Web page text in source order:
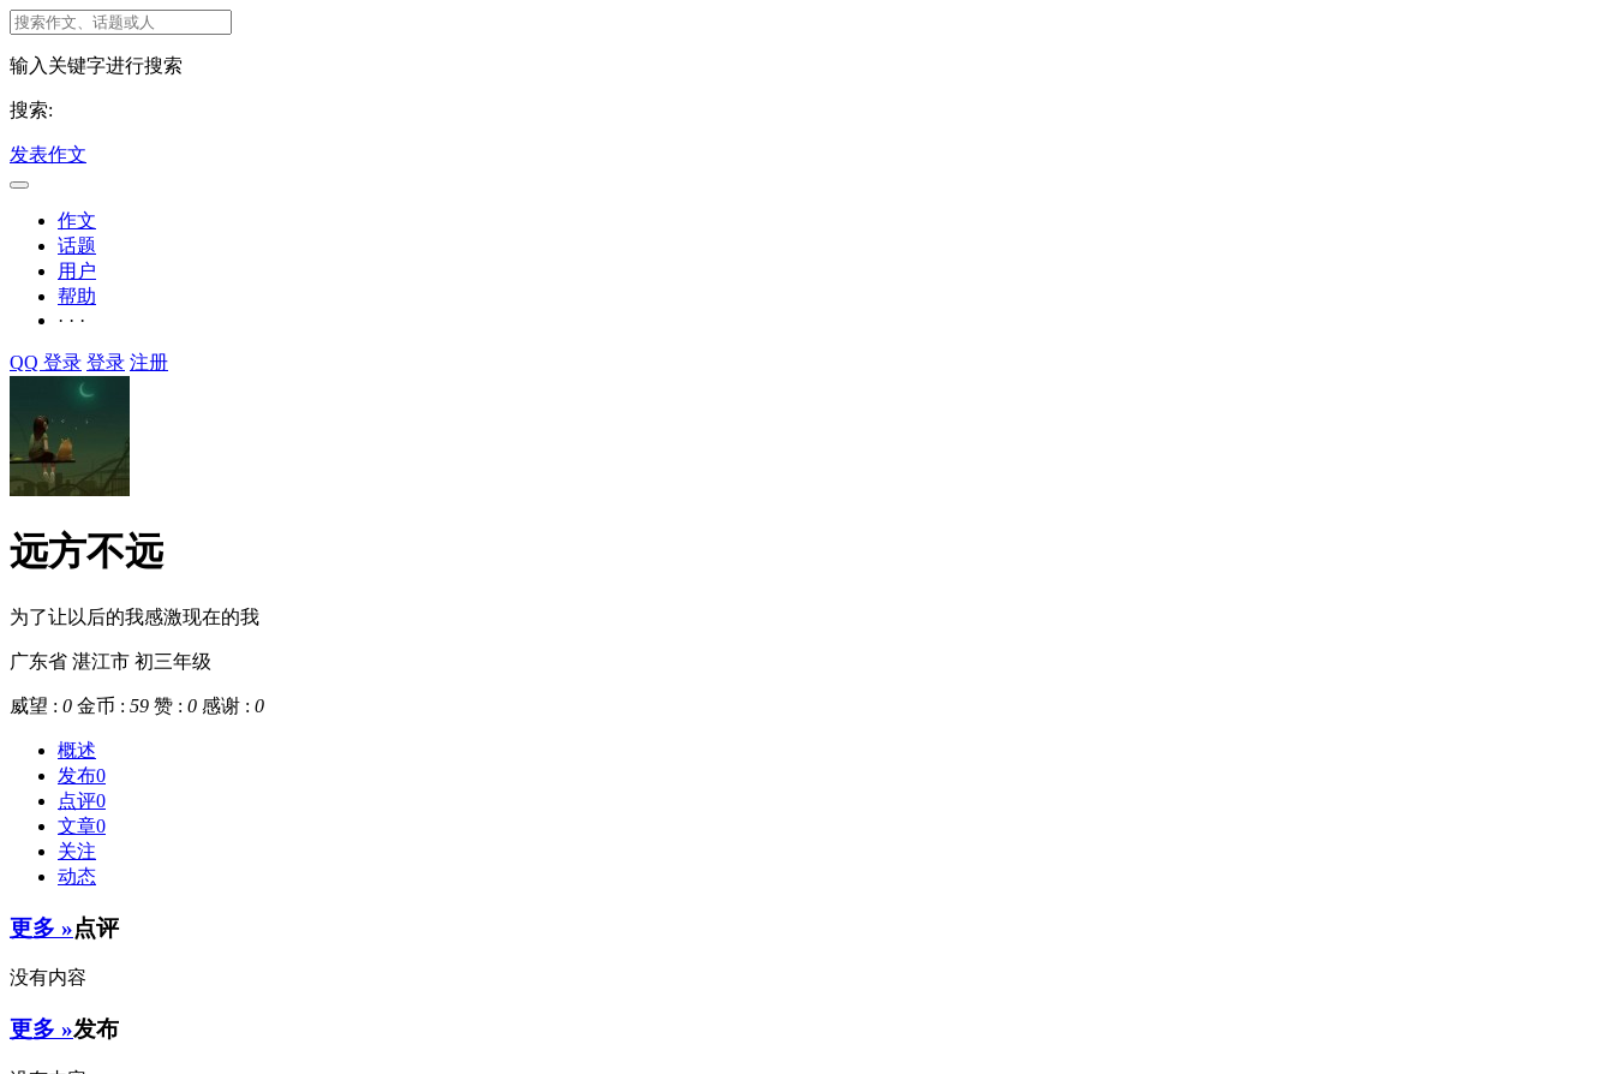
输入关键字进行搜索
搜索:
发表作文
作文
话题
用户
帮助
· · ·
QQ 登录 登录 注册
远方不远
为了让以后的我感激现在的我
广东省 湛江市 初三年级
威望 : 0 金币 : 59 赞 : 0 感谢 : 0
概述
发布0
点评0
文章0
关注
动态
更多 »点评
没有内容
更多 »发布